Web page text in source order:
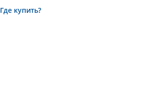
Где купить?